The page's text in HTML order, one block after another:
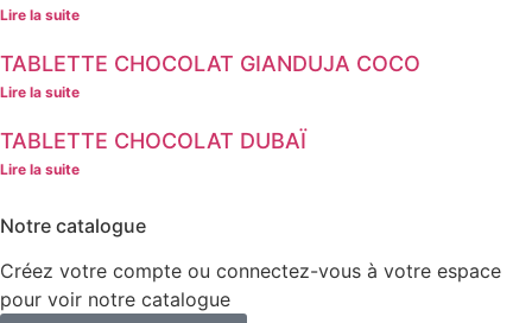
Lire la suite
TABLETTE CHOCOLAT GIANDUJA COCO
Lire la suite
TABLETTE CHOCOLAT DUBAÏ
Lire la suite
Notre catalogue
Créez votre compte ou connectez-vous à votre espace
pour voir notre catalogue